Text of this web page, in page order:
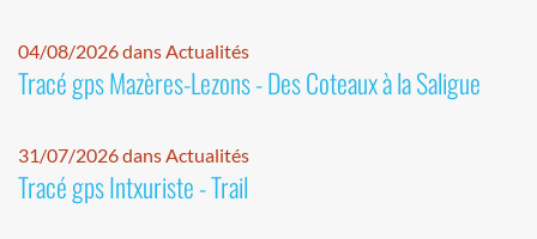
04/08/2026 dans Actualités
Tracé gps Mazères-Lezons - Des Coteaux à la Saligue
31/07/2026 dans Actualités
Tracé gps Intxuriste - Trail